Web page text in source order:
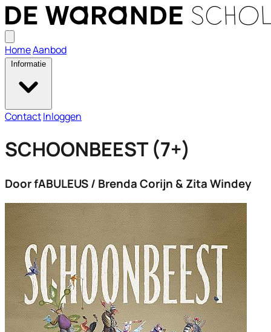
menu
HomeAanbod
Informatie
ContactInloggen
SCHOONBEEST (7+)
Door fABULEUS / Brenda Corijn & Zita Windey